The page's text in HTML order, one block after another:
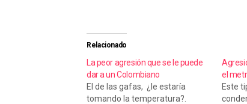
g
a
n
d
Relacionado
La peor agresión que se le puede
dar a un Colombiano
El de las gafas, ¿le estaría
tomando la temperatura?.
el
Este